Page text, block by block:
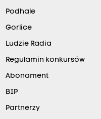
Podhale
Gorlice
Ludzie Radia
Regulamin konkursów
Abonament
BIP
Partnerzy